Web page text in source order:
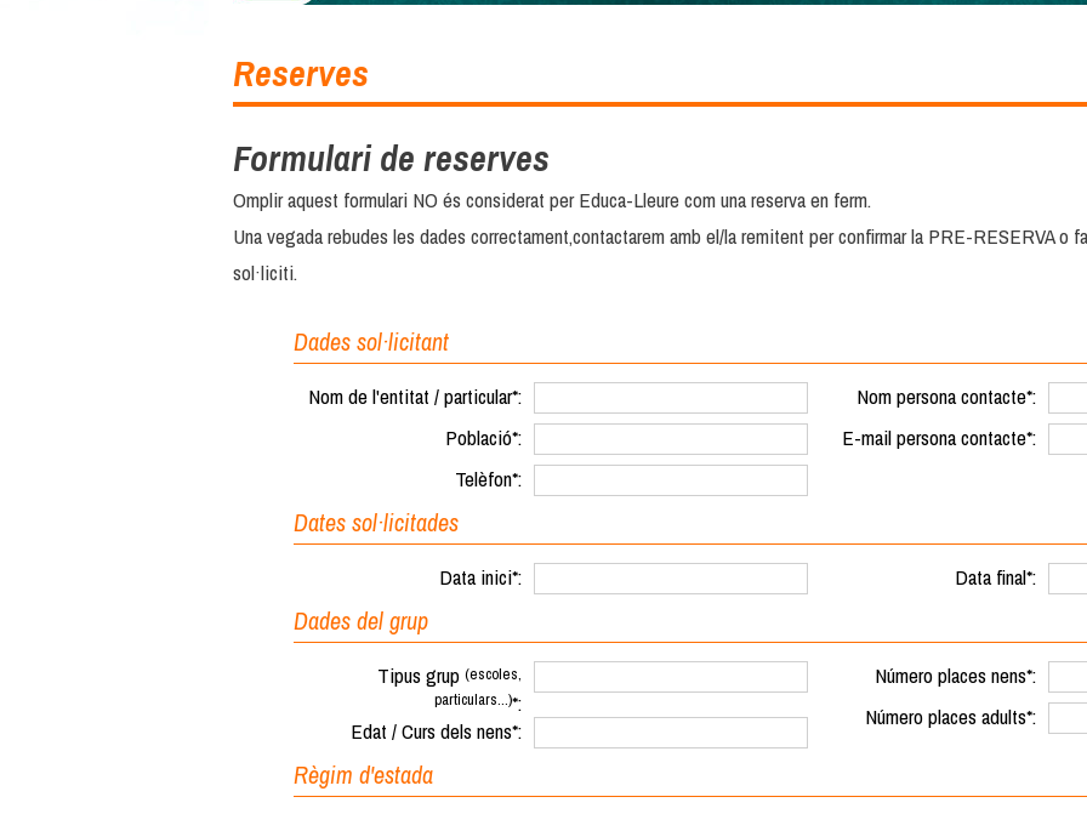
Reserves
Formulari de reserves
Omplir aquest formulari NO és considerat per Educa-Lleure com una reserva en ferm.
Una vegada rebudes les dades correctament,contactarem amb el/la remitent per confirmar la PRE-RESERVA o
sol·liciti.
Dades sol·licitant
Nom de l'entitat / particular*:
Població*:
Telèfon*:
Nom persona contacte*:
E-mail persona contacte*:
Dates sol·licitades
Data inici*: Data final*:
Dades del grup
Tipus grup (escoles,
particulars...)*:
Edat / Curs dels nens*:
Número places nens*:
Número places adults*:
Règim d'estada